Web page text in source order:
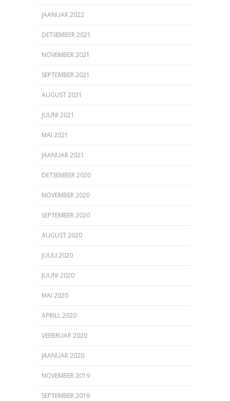
JAANUAR 2022
DETSEMBER 2021
NOVEMBER 2021
SEPTEMBER 2021
AUGUST 2021
JUUNI 2021
MAI 2021
JAANUAR 2021
DETSEMBER 2020
NOVEMBER 2020
SEPTEMBER 2020
AUGUST 2020
JUULI 2020
JUUNI 2020
MAI 2020
APRILL 2020
VEEBRUAR 2020
JAANUAR 2020
NOVEMBER 2019
SEPTEMBER 2019